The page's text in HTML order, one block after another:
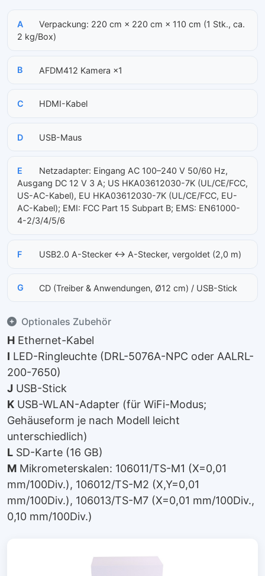
A
Verpackung: 220 cm × 220 cm × 110 cm (1 Stk., ca.
2 kg/Box)
B AFDM412 Kamera ×1
C HDMI-Kabel
D USB-Maus
E
Netzadapter: Eingang AC 100–240 V 50/60 Hz,
Ausgang DC 12 V 3 A; US HKA03612030-7K (UL/CE/FCC,
US-AC-Kabel), EU HKA03612030-7K (UL/CE/FCC, EU-
AC-Kabel); EMI: FCC Part 15 Subpart B; EMS: EN61000-
4-2/3/4/5/6
F USB2.0 A-Stecker ↔ A-Stecker, vergoldet (2,0 m)
G CD (Treiber & Anwendungen, Ø12 cm) / USB-Stick
Optionales Zubehör
H Ethernet-Kabel
I LED-Ringleuchte (DRL-5076A-NPC oder AALRL-
200-7650)
J USB-Stick
K USB-WLAN-Adapter (für WiFi-Modus;
Gehäuseform je nach Modell leicht
unterschiedlich)
L SD-Karte (16 GB)
M Mikrometerskalen: 106011/TS-M1 (X=0,01
mm/100Div.), 106012/TS-M2 (X,Y=0,01
mm/100Div.), 106013/TS-M7 (X=0,01 mm/100Div.,
0,10 mm/100Div.)